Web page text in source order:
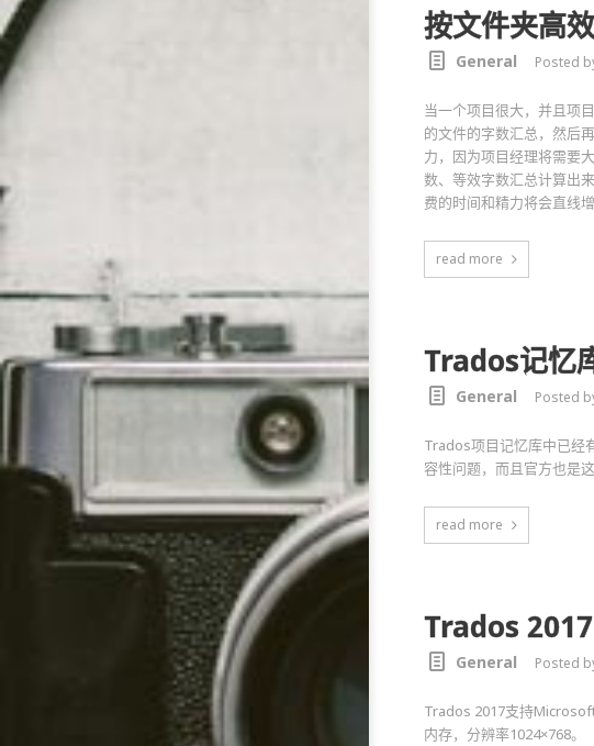
按文件夹高
General Posted
当一个项目很大，并且项
的文件的字数汇总，然后
力，因为项目经理将需要
数、等效字数汇总计算出
费的时间和精力将会直线增
read more
Trados记忆
General Posted
Trados项目记忆库中已经
容性问题，而且官方也是
read more
Trados
General Posted
Trados 2017支持
内存，分辨率1024×768。